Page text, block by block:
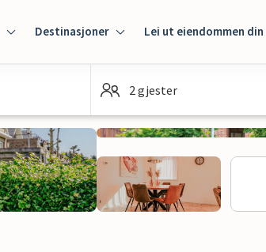
Destinasjoner Lei ut eiendommen din
2 gjester